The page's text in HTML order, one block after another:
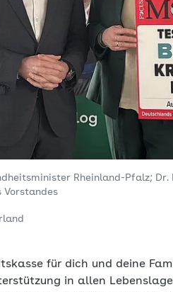
Rheinland-Pfalz;
Vorstandes
für dich und deine
in allen